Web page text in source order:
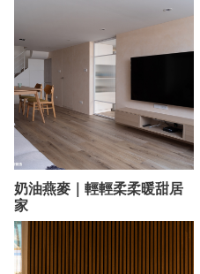
奶油燕麥｜輕輕柔柔暖甜居
家